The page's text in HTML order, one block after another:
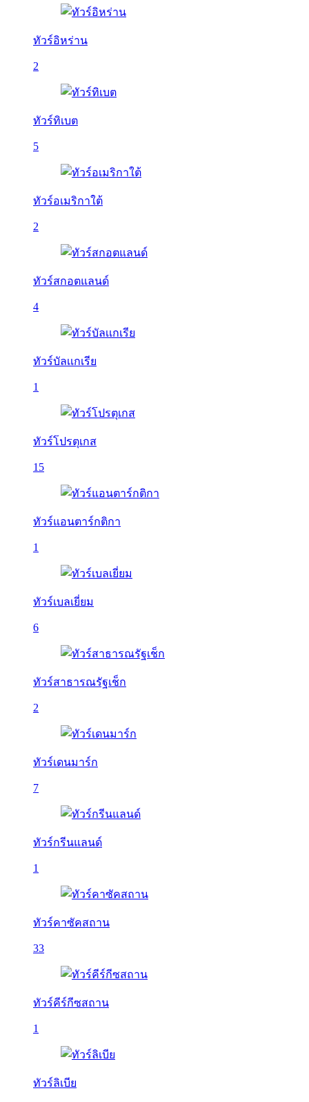
ทัวร์อิหร่าน
2
ทัวร์ทิเบต
5
ทัวร์อเมริกาใต้
2
ทัวร์สกอตแลนด์
4
ทัวร์บัลเเกเรีย
1
ทัวร์โปรตุเกส
15
ทัวร์แอนตาร์กติกา
1
ทัวร์เบลเยี่ยม
6
ทัวร์สาธารณรัฐเช็ก
2
ทัวร์เดนมาร์ก
7
ทัวร์กรีนแลนด์
1
ทัวร์คาซัคสถาน
33
ทัวร์คีร์กีซสถาน
1
ทัวร์ลิเบีย